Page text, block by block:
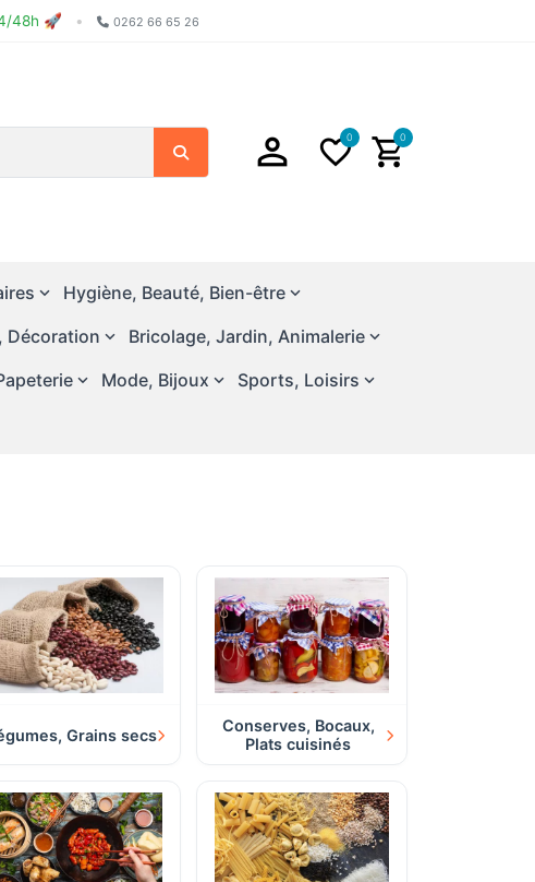
48h 🚀 • 0262 66 65 26
Search
0 0
Hygiène, Beauté, Bien-être
Décoration
Bricolage, Jardin, Animalerie
Mode, Bijoux
Sports, Loisirs
Grains secs
Conserves, Bocaux,
Plats cuisinés